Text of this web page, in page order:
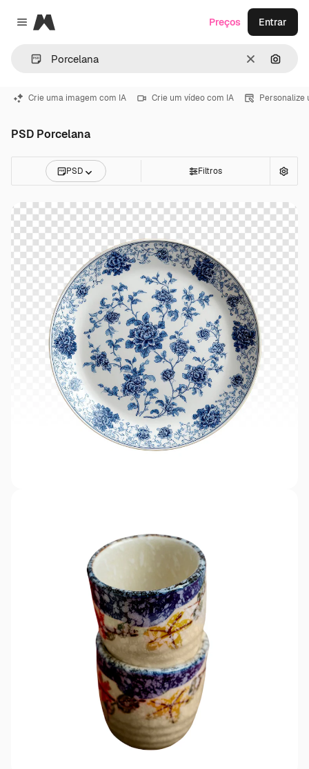
Close menu
Magnific
Limpar
Preços Entrar
Crie uma imagem com IA Crie um vídeo com IA Personalize
PSD Porcelana
PSD Filtros